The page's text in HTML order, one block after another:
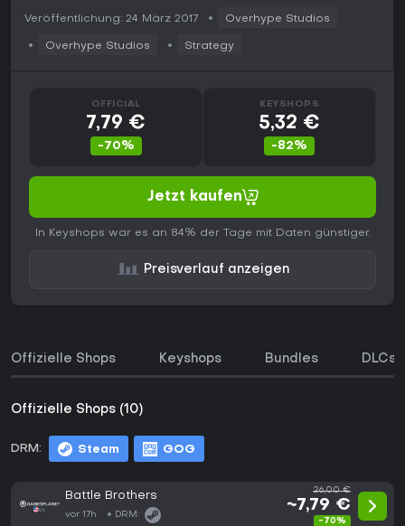
Veröffentlichung: 24 März 2017 Overhype Studios
Overhype Studios Strategy
OFFICIAL
7,79 €
-70%
KEYSHOPS
5,32 €
-82%
Jetzt kaufen
In Keyshops war es an 84% der Tage mit Daten günstiger.
Preisverlauf anzeigen
Offizielle Shops Keyshops Bundles DLCs
Offizielle Shops (10)
DRM: Steam GOG
Battle Brothers
vor 17h DRM:
26,00 €
~7,79 €
-70%